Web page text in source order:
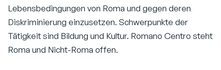
Lebensbedingungen von Roma und gegen deren
Diskriminierung einzusetzen. Schwerpunkte der
Tätigkeit sind Bildung und Kultur. Romano Centro steht
Roma und Nicht-Roma offen.